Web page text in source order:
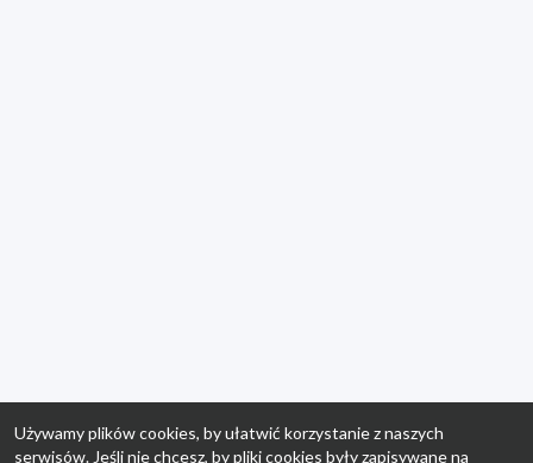
Używamy plików cookies, by ułatwić korzystanie z naszych
serwisów. Jeśli nie chcesz, by pliki cookies były zapisywane na